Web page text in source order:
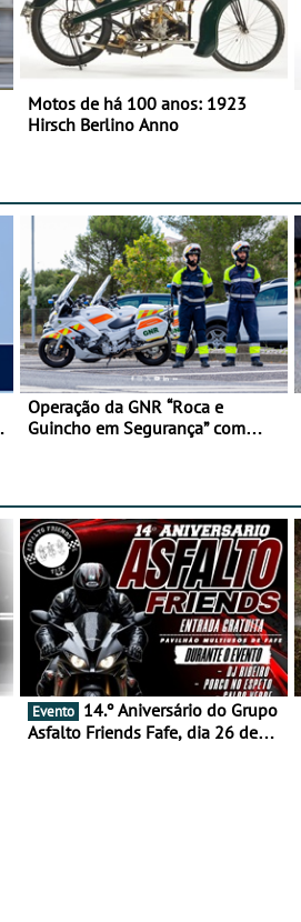
Motos de há 100 anos: 1923
Hirsch Berlino Anno
Operação da GNR “Roca e
Guincho em Segurança” com
Evento
Asfalto Friends Fafe, dia 26 de